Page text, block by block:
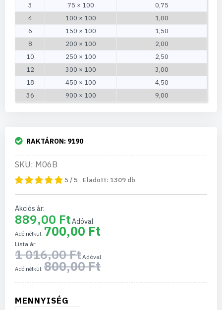
3
75 × 100
0,75
4
100 × 100
1,00
6
150 × 100
1,50
8
200 × 100
2,00
10
250 × 100
2,50
12
300 × 100
3,00
18
450 × 100
4,50
36
900 × 100 9,00
RAKTÁRON: 9190
SKU: M06B
5 / 5 Eladott: 1309 db
Akciós ár
889,00 Ft
700,00 Ft
Lista ár
1 016,00 Ft
800,00 Ft
MENNYISÉG